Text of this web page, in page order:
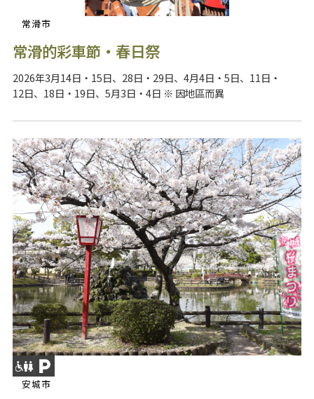
常滑市
常滑的彩車節・春日祭
2026年3月14日・15日、28日・29日、4月4日・5日、11日・
12日、18日・19日、5月3日・4日 ※ 因地區而異
安城市